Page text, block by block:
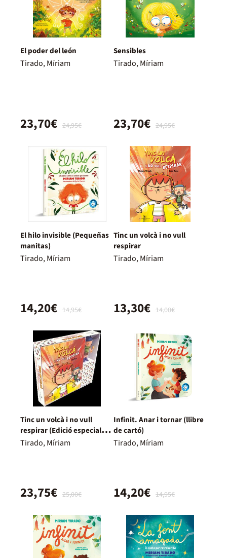
El poder del león
Tirado, Míriam
24,95€
23,70€
Sensibles
Tirado, Míriam
24,95€
23,70€
El hilo invisible (Pequeñas
manitas)
Tirado, Míriam
14,95€
14,20€
Tinc un volcà i no vull
respirar
Tirado, Míriam
14,00€
13,30€
Tinc un volcà i no vull
respirar (Edició especial
llibre + figura)
Tirado, Míriam
25,00€
23,75€
Infinit. Anar i tornar (llibre
de cartó)
Tirado, Míriam
14,95€
14,20€